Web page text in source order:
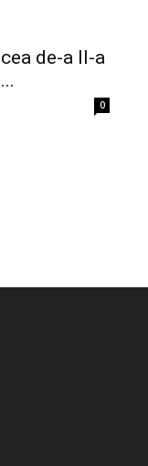
de-a II-a
0